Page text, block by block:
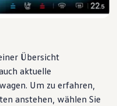
Übersicht
aktuelle
. Um zu erfahren,
anstehen, wählen Sie